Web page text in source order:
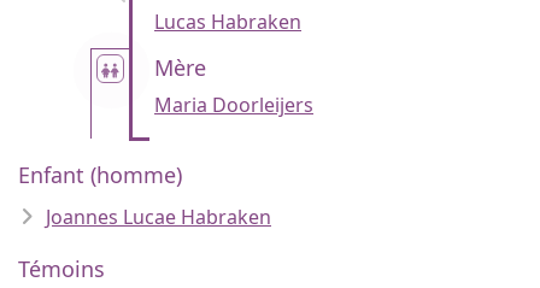
Lucas Habraken
Mère
Maria Doorleijers
Enfant (homme)
Joannes Lucae Habraken
Témoins